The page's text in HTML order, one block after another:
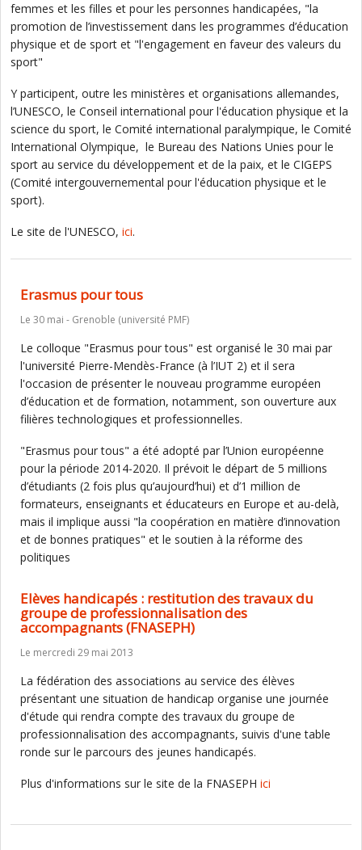
femmes et les filles et pour les personnes handicapées, "la
promotion de l’investissement dans les programmes d’éducation
physique et de sport et "l'engagement en faveur des valeurs du
sport"
Y participent, outre les ministères et organisations allemandes,
l’UNESCO, le Conseil international pour l'éducation physique et la
science du sport, le Comité international paralympique, le Comité
International Olympique, le Bureau des Nations Unies pour le
sport au service du développement et de la paix, et le CIGEPS
(Comité intergouvernemental pour l'éducation physique et le
sport).
Le site de l'UNESCO, ici.
Erasmus pour tous
Le 30 mai - Grenoble (université PMF)
Le colloque "Erasmus pour tous" est organisé le 30 mai par
l'université Pierre-Mendès-France (à l’IUT 2) et il sera
l'occasion de présenter le nouveau programme européen
d’éducation et de formation, notamment, son ouverture aux
filières technologiques et professionnelles.
"Erasmus pour tous" a été adopté par l’Union européenne
pour la période 2014-2020. Il prévoit le départ de 5 millions
d’étudiants (2 fois plus qu’aujourd’hui) et d’1 million de
formateurs, enseignants et éducateurs en Europe et au-delà,
mais il implique aussi "la coopération en matière d’innovation
et de bonnes pratiques" et le soutien à la réforme des
politiques
Elèves handicapés : restitution des travaux du
groupe de professionnalisation des
accompagnants (FNASEPH)
Le mercredi 29 mai 2013
La fédération des associations au service des élèves
présentant une situation de handicap organise une journée
d'étude qui rendra compte des travaux du groupe de
professionnalisation des accompagnants, suivis d'une table
ronde sur le parcours des jeunes handicapés.
Plus d'informations sur le site de la FNASEPH ici